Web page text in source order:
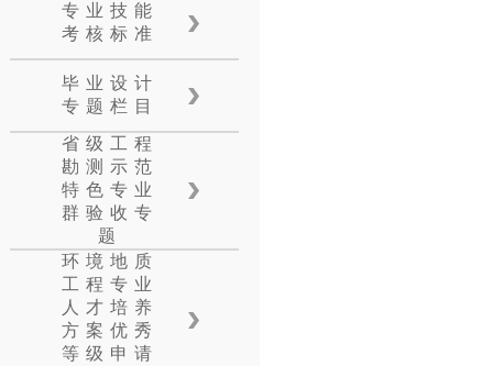
专业技能
考核标准
毕业设计
专题栏目
省级工程
勘测示范
特色专业
群验收专
题
环境地质
工程专业
人才培养
方案优秀
等级申请